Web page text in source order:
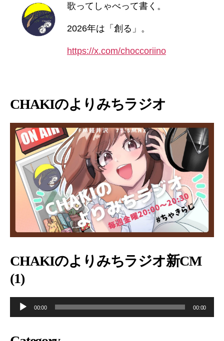
歌ってしゃべって書く。
2026年は「創る」。
https://x.com/choccoriino
CHAKIのよりみちラジオ
CHAKIのよりみちラジオ新CM
(1)
声
レ
00:00 00:00